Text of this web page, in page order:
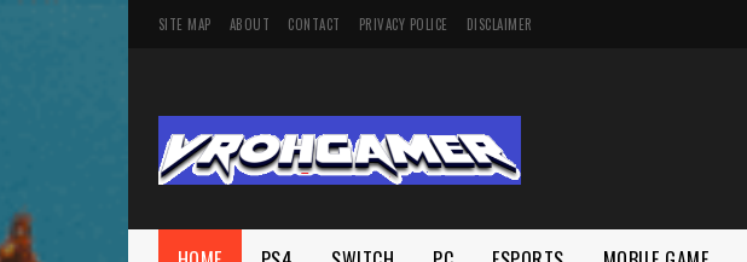
SITE MAP ABOUT CONTACT PRIVACY POLICE DISCLAIMER